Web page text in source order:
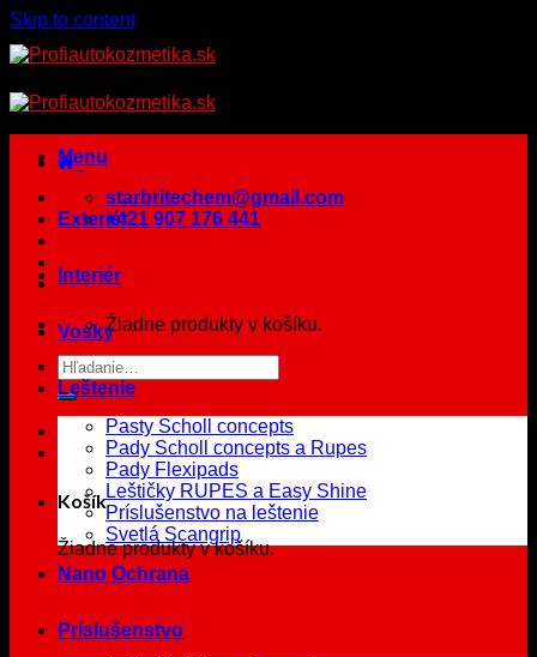
Skip to content
Menu
starbritechem@gmail.com
+421 907 176 441
Žiadne produkty v košíku.
Košík
Žiadne produkty v košíku.
Exteriér
Interiér
Vosky
Leštenie
Pasty Scholl concepts
Pady Scholl concepts a Rupes
Pady Flexipads
Leštičky RUPES a Easy Shine
Príslušenstvo na leštenie
Svetlá Scangrip
Nano Ochrana
Príslušenstvo